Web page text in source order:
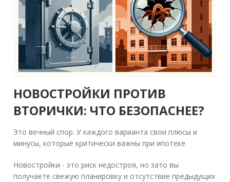
НОВОСТРОЙКИ ПРОТИВ
ВТОРИЧКИ: ЧТО БЕЗОПАСНЕЕ?
Это вечный спор. У каждого варианта свои плюсы и
минусы, которые критически важны при ипотеке.
Новостройки - это риск недостроя, но зато вы
получаете свежую планировку и отсутствие предыдущих